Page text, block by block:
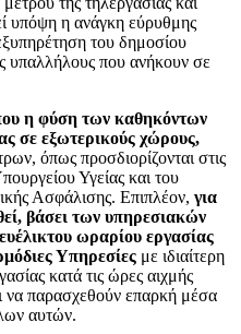
υπόψη η ανάγκη εύρυθμης
του δημοσίου
υπαλλήλους που ανήκουν σε
η φύση των καθηκόντων
σε εξωτερικούς χώρους,
όπως προσδιορίζονται στις
Υγείας και του
Ασφάλισης. Επιπλέον, για
βάσει των υπηρεσιακών
ωραρίου εργασίας
Υπηρεσίες με ιδιαίτερη
κατά τις ώρες αιχμής
να παρασχεθούν επαρκή μέσα
αυτών.